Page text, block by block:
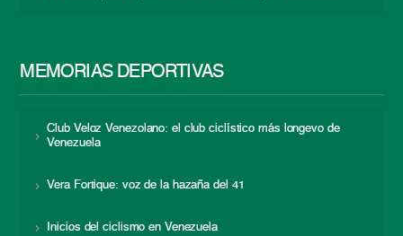
MEMORIAS DEPORTIVAS
Club Veloz Venezolano: el club ciclístico más longevo de
Venezuela
Vera Fortique: voz de la hazaña del 41
Inicios del ciclismo en Venezuela